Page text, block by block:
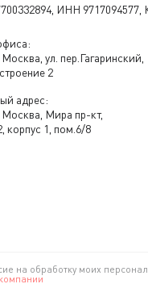
ИНН 9717094577,
Москва, ул. пер.Гагаринский,
2
адрес:
Москва, Мира пр-кт,
корпус 1, пом.6/8
на обработку моих